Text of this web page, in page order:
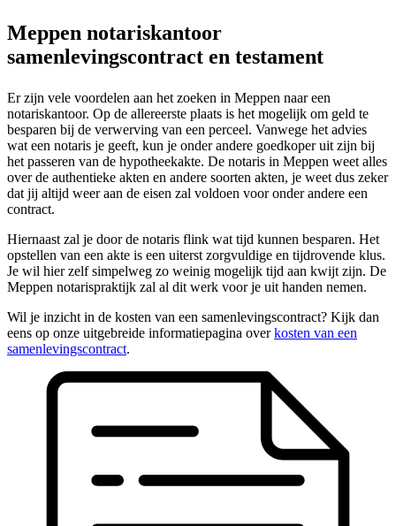
Meppen notariskantoor
samenlevingscontract en testament
Er zijn vele voordelen aan het zoeken in Meppen naar een
notariskantoor. Op de allereerste plaats is het mogelijk om geld te
besparen bij de verwerving van een perceel. Vanwege het advies
wat een notaris je geeft, kun je onder andere goedkoper uit zijn bij
het passeren van de hypotheekakte. De notaris in Meppen weet alles
over de authentieke akten en andere soorten akten, je weet dus zeker
dat jij altijd weer aan de eisen zal voldoen voor onder andere een
contract.
Hiernaast zal je door de notaris flink wat tijd kunnen besparen. Het
opstellen van een akte is een uiterst zorgvuldige en tijdrovende klus.
Je wil hier zelf simpelweg zo weinig mogelijk tijd aan kwijt zijn. De
Meppen notarispraktijk zal al dit werk voor je uit handen nemen.
Wil je inzicht in de kosten van een samenlevingscontract? Kijk dan
eens op onze uitgebreide informatiepagina overkosten van een
samenlevingscontract.